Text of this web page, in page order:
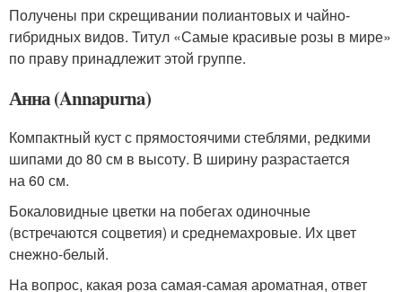
Получены при скрещивании полиантовых и чайно-
гибридных видов. Титул «Самые красивые розы в мире»
по праву принадлежит этой группе.
Анна (Annapurna)
Компактный куст с прямостоячими стеблями, редкими
шипами до 80 см в высоту. В ширину разрастается
на 60 см.
Бокаловидные цветки на побегах одиночные
(встречаются соцветия) и среднемахровые. Их цвет
снежно-белый.
На вопрос, какая роза самая-самая ароматная, ответ